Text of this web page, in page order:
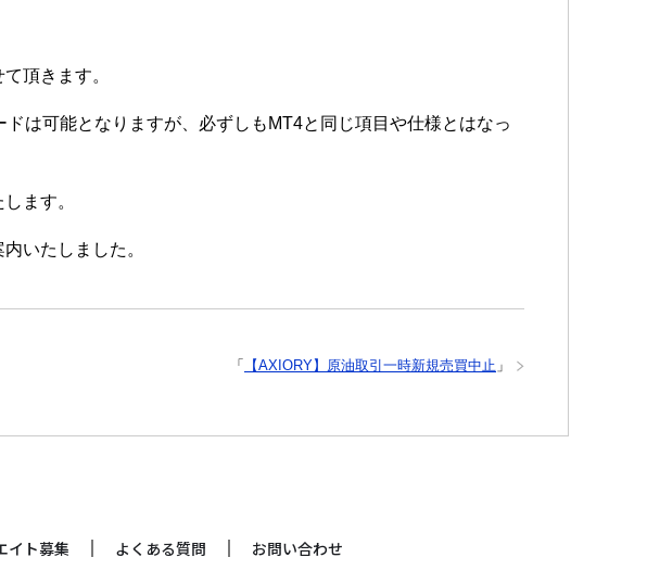
頂きます。
は可能となりますが、必ずしもMT4と同じ項目や仕様とはなっ
ます。
いたしました。
「 【AXIORY】原油取引一時新規売買中止 」
イト募集 よくある質問 お問い合わせ